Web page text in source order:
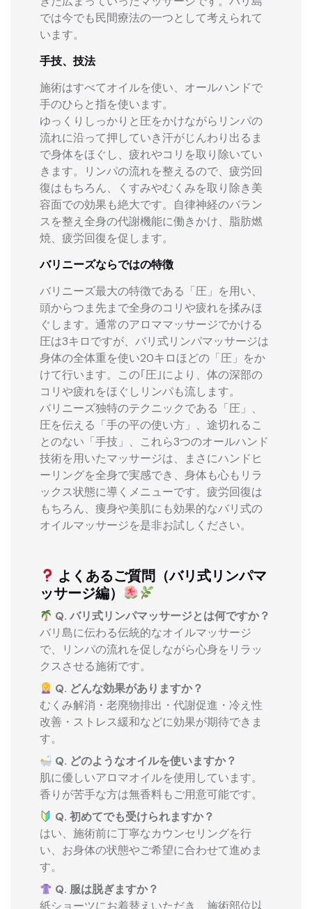
では今でも民間療法の一つとして考えられて
います。
手技、技法
施術はすべてオイルを使い、オールハンドで
手のひらと指を使います。
ゆっくりしっかりと圧をかけながらリンパの
流れに沿って押していき汗がじんわり出るま
で身体をほぐし、疲れやコリを取り除いてい
きます。リンパの流れを整えるので、疲労回
復はもちろん、くすみやむくみを取り除き美
容面での効果も絶大です。自律神経のバラン
スを整え全身の代謝機能に働きかけ、脂肪燃
焼、疲労回復を促します。
バリニーズならではの特徴
バリニーズ最大の特徴である「圧」を用い、
頭からつま先まで全身のコリや疲れを揉みほ
ぐします。通常のアロママッサージでかける
圧は3キロですが、バリ式リンパマッサージは
身体の全体重を使い20キロほどの「圧」をか
けて行います。この｢圧｣により、体の深部の
コリや疲れをほぐしリンパも流します。
バリニーズ独特のテクニックである「圧」、
圧を伝える「手の平の使い方」、途切れるこ
とのない「手技」、これら3つのオールハンド
技術を用いたマッサージは、まさにハンドヒ
ーリングを全身で実感でき、身体も心もリラ
ックス状態に導くメニューです。疲労回復は
もちろん、痩身や美肌にも効果的なバリ式の
オイルマッサージを是非お試しください。
よくあるご質問（バリ式リンパマ
ッサージ編）
Q. バリ式リンパマッサージとは何ですか？
バリ島に伝わる伝統的なオイルマッサージ
で、リンパの流れを促しながら心身をリラッ
クスさせる施術です。
Q. どんな効果がありますか？
むくみ解消・老廃物排出・代謝促進・冷え性
改善・ストレス緩和などに効果が期待できま
す。
Q. どのようなオイルを使いますか？
肌に優しいアロマオイルを使用しています。
香りが苦手な方は無香料もご用意可能です。
Q. 初めてでも受けられますか？
はい、施術前に丁寧なカウンセリングを行
い、お身体の状態やご希望に合わせて進めま
す。
Q. 服は脱ぎますか？
紙ショーツにお着替えいただき、施術部位以